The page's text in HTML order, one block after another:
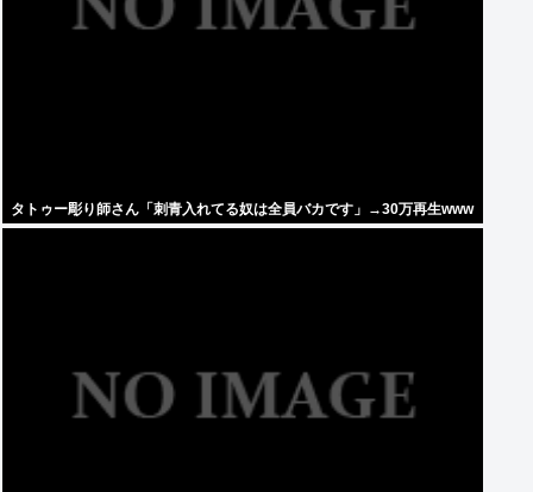
タトゥー彫り師さん「刺青入れてる奴は全員バカです」→30万再生www